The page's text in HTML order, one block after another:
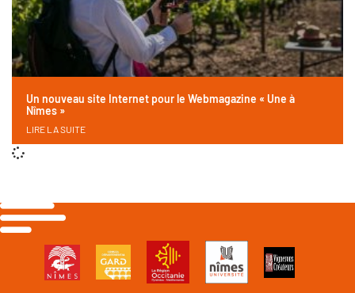
Un nouveau site Internet pour le Webmagazine « Une à
Nîmes »
LIRE LA SUITE